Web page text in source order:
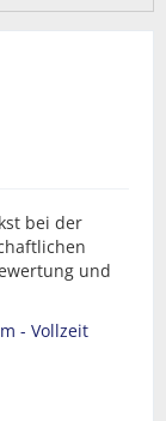
bei der
und
- Vollzeit